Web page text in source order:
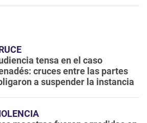
tensa en el caso
cruces entre las partes
a suspender la instancia